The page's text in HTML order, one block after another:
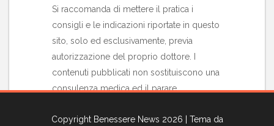
Si raccomanda di mettere il pratica i
consigli e le indicazioni riportate in questo
sito, solo ed esclusivamente, previa
autorizzazione del proprio dottore. I
contenuti pubblicati non sostituiscono una
consulenza medica ed il parare
Copyright Benessere News 2026
| Tema da